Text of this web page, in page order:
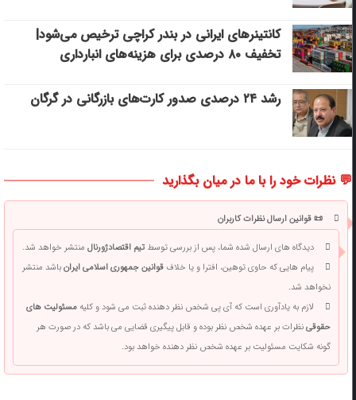
کانتینرهای ایرانی در بندر کراچی ترخیص می‌شود|
تخفیف ۸۰ درصدی برای هزینه‌های انبارداری
رشد ۲۴ درصدی صدور کارت‌های بازرگانی در گرگان
💬 نظرات خود را با ما در میان بگذارید
📜 قوانین ارسال نظرات کاربران
دیدگاه های ارسال شده شما، پس از بررسی توسطتیم اقتصادژورنالمنتشر خواهد شد.
پیام هایی که حاوی توهین، افترا و یا خلافقوانین جمهوری اسلامی ایرانباشد منتشر
نخواهد شد.
لازم به یادآوری است که آی پی شخص نظر دهنده ثبت می شود و کلیهمسئولیت های
حقوقینظرات بر عهده شخص نظر بوده و قابل پیگیری قضایی می باشد که در صورت هر
گونه شکایت مسئولیت بر عهده شخص نظر دهنده خواهد بود.